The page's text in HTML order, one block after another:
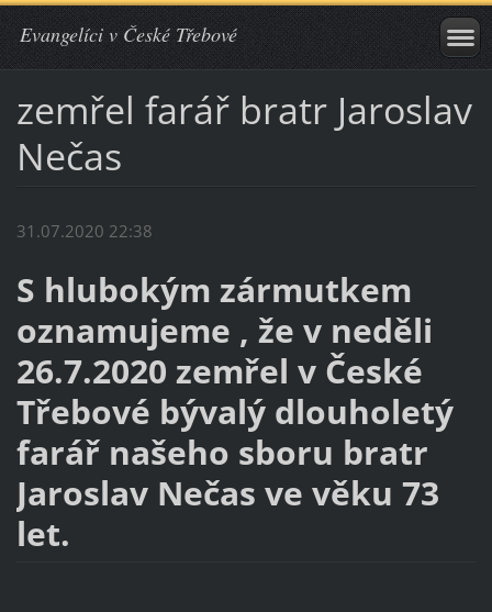
Evangelíci v České Třebové
zemřel farář bratr Jaroslav
Nečas
31.07.2020 22:38
S hlubokým zármutkem
oznamujeme , že v neděli
26.7.2020 zemřel v České
Třebové bývalý dlouholetý
farář našeho sboru bratr
Jaroslav Nečas ve věku 73
let.